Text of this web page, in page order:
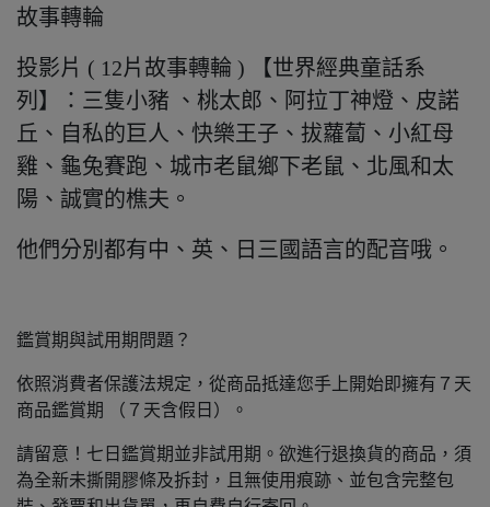
故事轉輪
投影片 ( 12片故事轉輪 ) 【世界經典童話系
列】：三隻小豬 、桃太郎、阿拉丁神燈、皮諾
丘、自私的巨人、快樂王子、拔蘿蔔、小紅母
雞、龜兔賽跑、城市老鼠鄉下老鼠、北風和太
陽、誠實的樵夫。
他們分別都有中、英、日三國語言的配音哦。
鑑賞期與試用期問題？
依照消費者保護法規定，從商品抵達您手上開始即擁有７天
商品鑑賞期 （７天含假日）。
請留意！七日鑑賞期並非試用期。欲進行退換貨的商品，須
為全新未撕開膠條及拆封，且無使用痕跡、並包含完整包